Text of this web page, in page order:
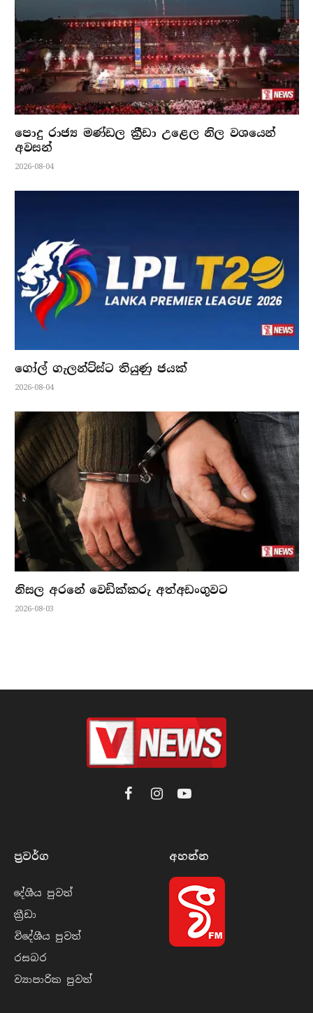
පොදු රාජ්‍ය මණ්ඩල ක්‍රීඩා උළෙල නිල වශයෙන්
අවසන්
2026-08-04
ගෝල් ගැලන්ට්ස්ට තියුණු ජයක්
2026-08-04
නිසල අරනේ වෙඩික්කරු අත්අඩංගුවට
2026-08-03
FacebookInstagramYouTube
ප්‍රවර්​ග
දේශීය පුව​ත්
ක්‍රී​ඩා
විදේශීය පුව​ත්
රසබ​ර
ව්‍යාපාරික පුව​ත්
අහන්​න